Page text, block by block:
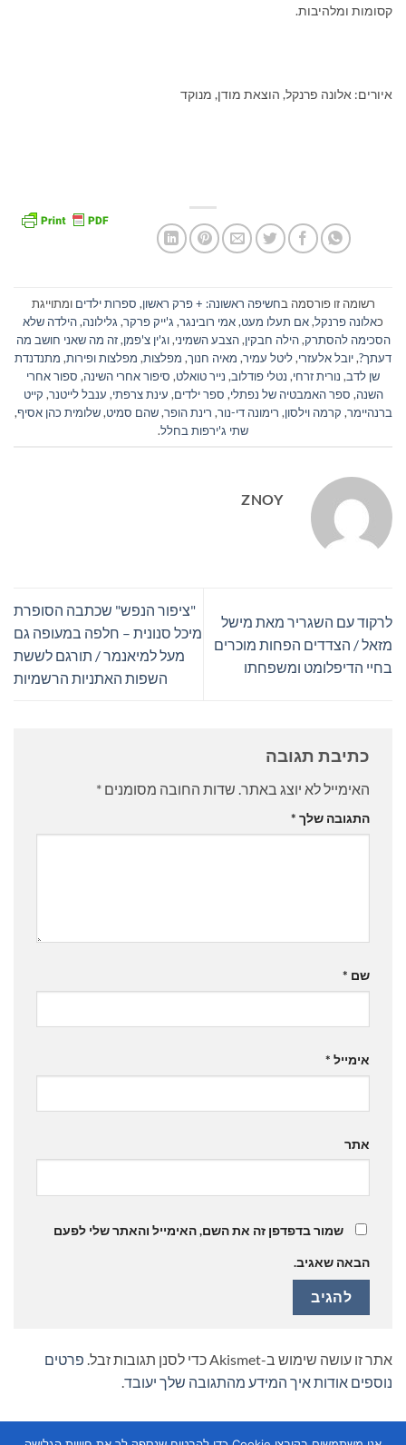
קסומות ומלהיבות.
איורים: אלונה פרנקל, הוצאת מודן, מנוקד
רשומה זו פורסמה בחשיפה ראשונה: + פרק ראשון, ספרות ילדים ומתוייגת
כאלונה פרנקל,אם תעלו מעט,אמי רובינגר, ג'ייק פרקר, גלילונה,הילדה שלא
הסכימה להסתרק,הילה חבקין,הצבע השמיני,וג'ין צ'פמן,זה מה שאני חושב מה
דעתך?,יובל אלעזרי,ליטל עמיר, מאיה חנוך, מפלצות, מפלצות ופירות, מתנדנדת
שן לדב, נורית זרחי, נטלי פודלוב, נייר טואלט, סיפור אחרי השינה, ספור אחרי
השנה, ספר האמבטיה של נפתלי, ספר ילדים, עינת צרפתי, ענבל לייטנר, קייט
ברנהיימר, קרמה וילסון, רימונה די-נור, רינת הופר,שהם סמיט,שלומית כהן אסיף,
שתי ג'ירפות בחלל.
ZNOY
לרקוד עם השגריר מאת מישל
מזאל / הצדדים הפחות מוכרים
בחיי הדיפלומט ומשפחתו
"ציפור הנפש" שכתבה הסופרת
מיכל סנונית – חלפה במעופה גם
מעל למיאנמר / תורגם לששת
השפות האתניות הרשמיות
כתיבת תגובה
האימייל לא יוצג באתר. שדות החובה מסומנים *
התגובה שלך *
שם *
אימייל *
אתר
שמור בדפדפן זה את השם, האימייל והאתר שלי לפעם
הבאה שאגיב.
אתר זו עושה שימוש ב-Akismet כדי לסנן תגובות זבל.
פרטים
נוספים אודות איך המידע מהתגובה שלך יעובד.